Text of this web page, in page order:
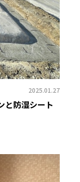
2025.01.27
と防湿シート